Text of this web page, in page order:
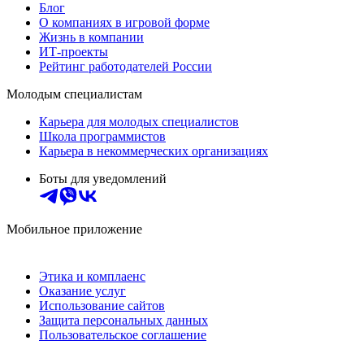
Блог
О компаниях в игровой форме
Жизнь в компании
ИТ-проекты
Рейтинг работодателей России
Молодым специалистам
Карьера для молодых специалистов
Школа программистов
Карьера в некоммерческих организациях
Боты для уведомлений
Мобильное приложение
Этика и комплаенс
Оказание услуг
Использование сайтов
Защита персональных данных
Пользовательское соглашение